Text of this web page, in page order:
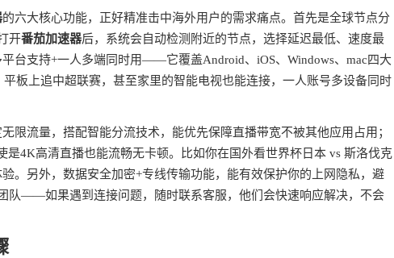
的六大核心功能，正好精准击中海外用户的需求痛点。首先是全球节点分
开番茄加速器后，系统会自动检测附近的节点，选择延迟最低、速度最
台支持+一人多端同时用——它覆盖Android、iOS、Windows、mac四大
板上追中超联赛，甚至家里的智能电视也能连接，一人账号多设备同时
限流量，搭配智能分流技术，能优先保障直播带宽不被其他应用占用；
4K高清直播也能流畅无卡顿。比如你在国外看世界杯日本 vs 斯洛伐克
。另外，数据安全加密+专线传输功能，能有效保护你的上网隐私，避
队——如果遇到连接问题，随时联系客服，他们会快速响应解决，不会